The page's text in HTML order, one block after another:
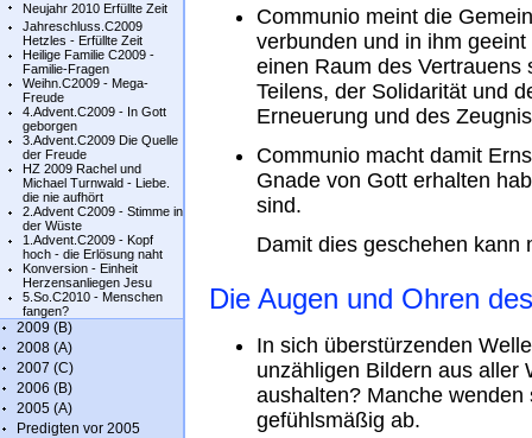
Neujahr 2010 Erfüllte Zeit
Jahreschluss.C2009
Hetzles - Erfüllte Zeit
Heilige Familie C2009 -
Familie-Fragen
Weihn.C2009 - Mega-
Freude
4.Advent.C2009 - In Gott
geborgen
3.Advent.C2009 Die Quelle
der Freude
HZ 2009 Rachel und
Michael Turnwald - Liebe.
die nie aufhört
2.Advent C2009 - Stimme in
der Wüste
1.Advent.C2009 - Kopf
hoch - die Erlösung naht
Konversion - Einheit
Herzensanliegen Jesu
5.So.C2010 - Menschen
fangen?
2009 (B)
2008 (A)
2007 (C)
2006 (B)
2005 (A)
Predigten vor 2005
Communio meint die
verbunden und in ihm
einen Raum des
Teilens, der Solidarität und
Erneuerung und des
Communio macht damit
Gnade von Gott erhalten
sind.
Damit dies geschehen kann
Die Augen und Ohren
In sich überstürzenden
unzähligen Bildern aus aller
aushalten? Manche
gefühlsmäßig ab.